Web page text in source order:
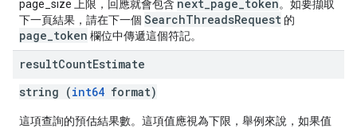
page_size 上限，回應就會包含 next_page_token。如要擷取
下一頁結果，請在下一個 SearchThreadsRequest 的
page_token 欄位中傳遞這個符記。
resultCountEstimate
string (int64 format)
這項查詢的預估結果數。這項值應視為下限，舉例來說，如果值